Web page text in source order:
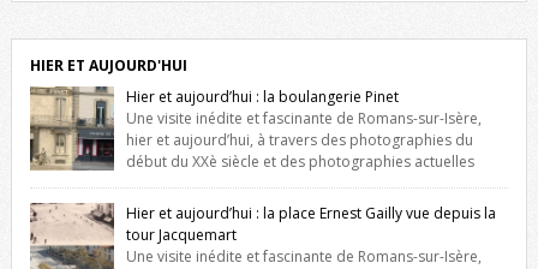
l’histoire de la redécouverte de vestiges du couvent des Capucins !
Petit retour sur l’histoire […]
HIER ET AUJOURD'HUI
Hier et aujourd’hui : la boulangerie Pinet
Une visite inédite et fascinante de Romans-sur-Isère,
hier et aujourd’hui, à travers des photographies du
début du XXè siècle et des photographies actuelles
prises exactement dans le même cadre ! A l’angle de la place Jean
Jaurès et de l’avenue Victor Hugo (à côté d’Intermarché), à Romans. La
boulangerie Jules Pinet est inscrite dans le […]
Hier et aujourd’hui : la place Ernest Gailly vue depuis la
tour Jacquemart
Une visite inédite et fascinante de Romans-sur-Isère,